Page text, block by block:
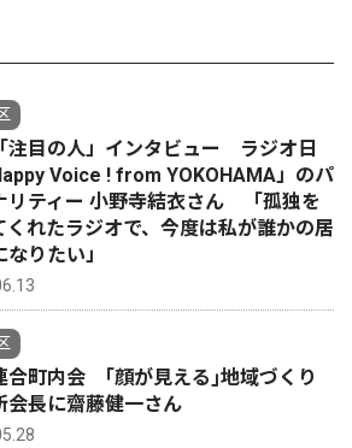
注目の人」インタビュー ラジオ日
Voice ! from YOKOHAMA」のパ
リティー 小野寺結衣さん 「孤独を
くれたラジオで、今度は私が誰かの居
りたい」
合町内会 ｢顔が見える｣地域づくり
長に齋藤健一さん